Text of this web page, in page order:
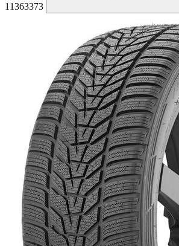
11363373